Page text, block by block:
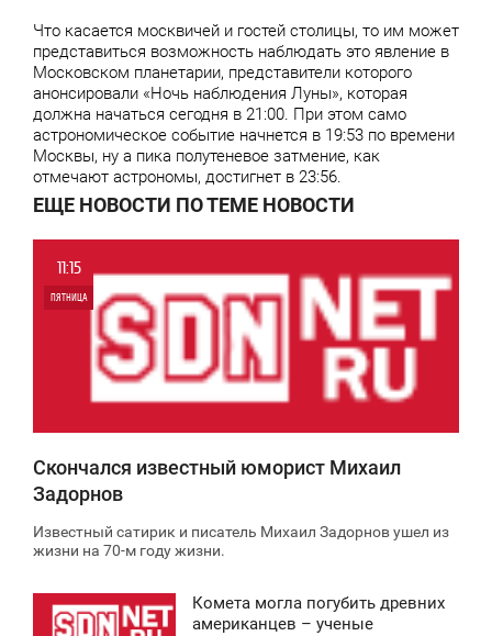
Что касается москвичей и гостей столицы, то им может
представиться возможность наблюдать это явление в
Московском планетарии, представители которого
анонсировали «Ночь наблюдения Луны», которая
должна начаться сегодня в 21:00. При этом само
астрономическое событие начнется в 19:53 по времени
Москвы, ну а пика полутеневое затмение, как
отмечают астрономы, достигнет в 23:56.
ЕЩЕ НОВОСТИ ПО ТЕМЕ НОВОСТИ
11:15
ПЯТНИЦА
Скончался известный юморист Михаил
Задорнов
Известный сатирик и писатель Михаил Задорнов ушел из
жизни на 70-м году жизни.
Комета могла погубить древних
американцев – ученые